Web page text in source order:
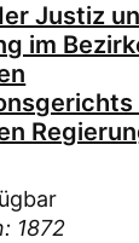
Justiz
im
1872